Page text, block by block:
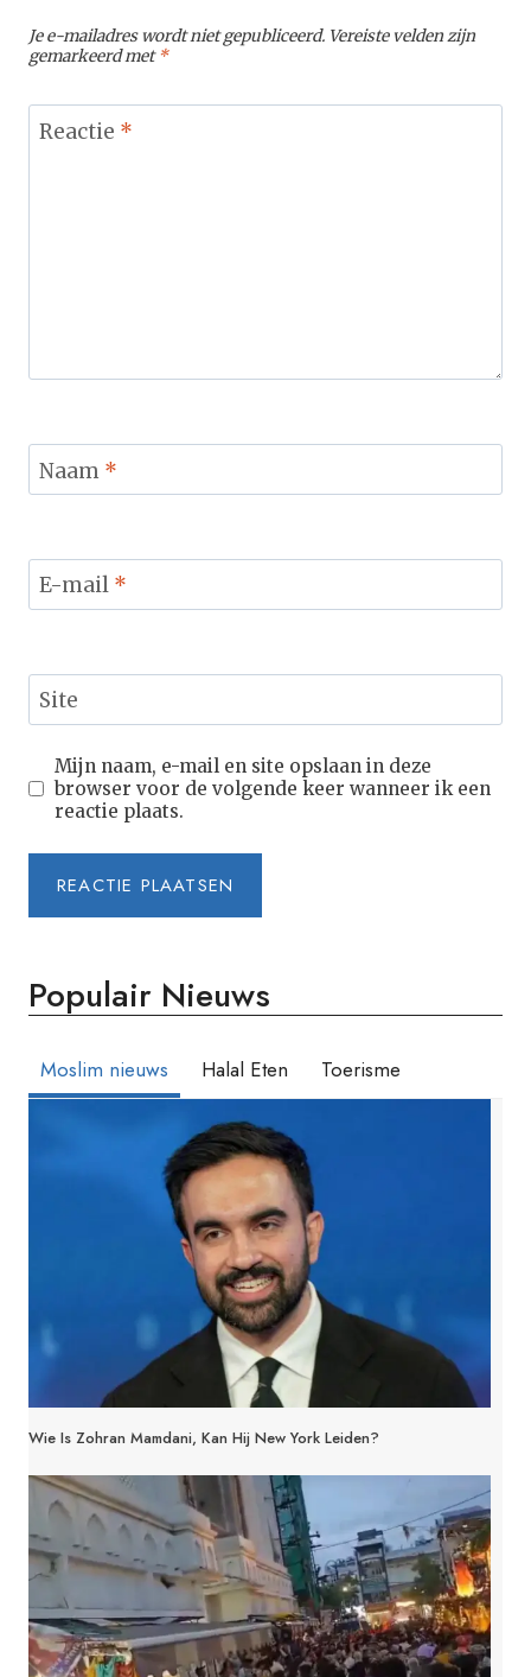
Je e-mailadres wordt niet gepubliceerd. Vereiste velden zijn
gemarkeerd met*
Reactie *
Naam *
E-mail *
Site
Mijn naam, e-mail en site opslaan in deze
browser voor de volgende keer wanneer ik een
reactie plaats.
Populair Nieuws
Moslim nieuws Halal Eten Toerisme
Wie Is Zohran Mamdani, Kan Hij New York Leiden?